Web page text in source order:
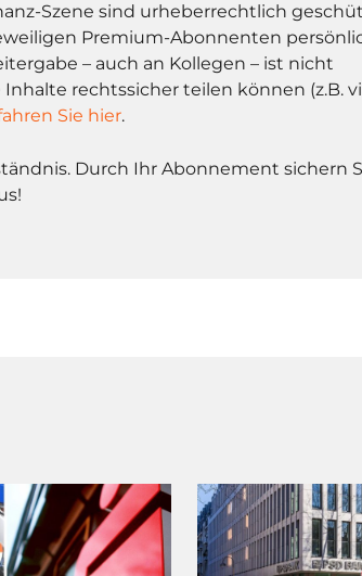
Szene sind urheberrechtlich
Premium-Abonnenten
– auch an Kollegen – ist nicht
rechtssicher teilen können (z.B.
Sie hier.
Durch Ihr Abonnement sichern